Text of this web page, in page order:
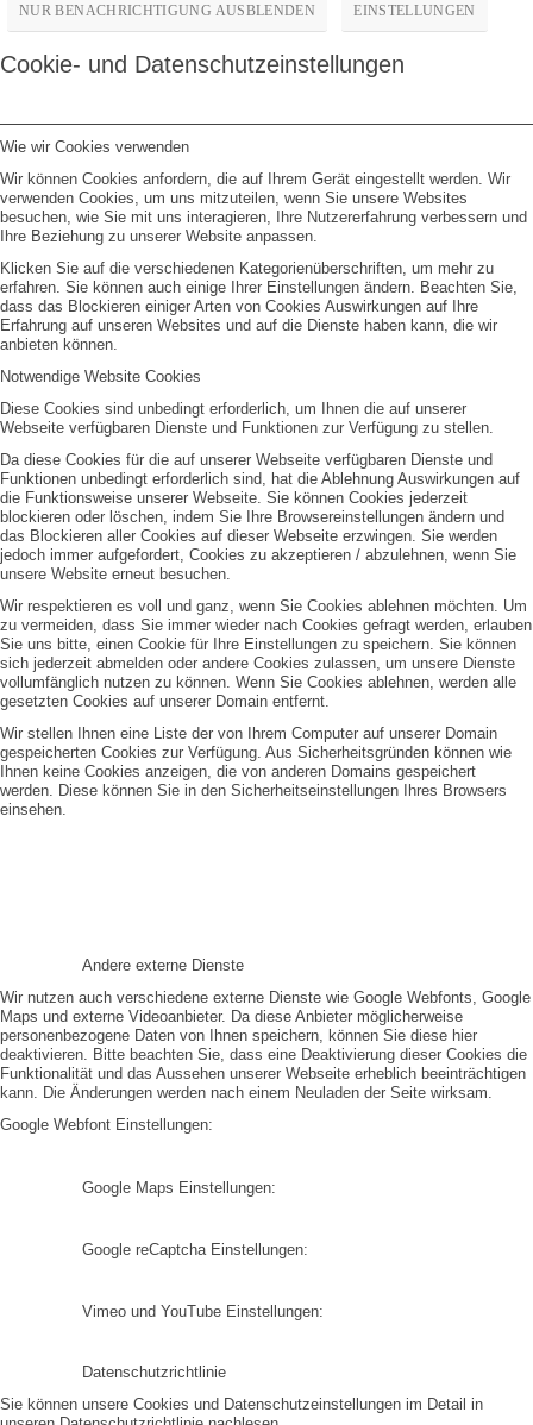
NUR BENACHRICHTIGUNG AUSBLENDEN EINSTELLUNGEN
Cookie- und Datenschutzeinstellungen
Wie wir Cookies verwenden
Wir können Cookies anfordern, die auf Ihrem Gerät eingestellt werden. Wir
verwenden Cookies, um uns mitzuteilen, wenn Sie unsere Websites
besuchen, wie Sie mit uns interagieren, Ihre Nutzererfahrung verbessern und
Ihre Beziehung zu unserer Website anpassen.
Klicken Sie auf die verschiedenen Kategorienüberschriften, um mehr zu
erfahren. Sie können auch einige Ihrer Einstellungen ändern. Beachten Sie,
dass das Blockieren einiger Arten von Cookies Auswirkungen auf Ihre
Erfahrung auf unseren Websites und auf die Dienste haben kann, die wir
anbieten können.
Notwendige Website Cookies
Diese Cookies sind unbedingt erforderlich, um Ihnen die auf unserer
Webseite verfügbaren Dienste und Funktionen zur Verfügung zu stellen.
Da diese Cookies für die auf unserer Webseite verfügbaren Dienste und
Funktionen unbedingt erforderlich sind, hat die Ablehnung Auswirkungen auf
die Funktionsweise unserer Webseite. Sie können Cookies jederzeit
blockieren oder löschen, indem Sie Ihre Browsereinstellungen ändern und
das Blockieren aller Cookies auf dieser Webseite erzwingen. Sie werden
jedoch immer aufgefordert, Cookies zu akzeptieren / abzulehnen, wenn Sie
unsere Website erneut besuchen.
Wir respektieren es voll und ganz, wenn Sie Cookies ablehnen möchten. Um
zu vermeiden, dass Sie immer wieder nach Cookies gefragt werden, erlauben
Sie uns bitte, einen Cookie für Ihre Einstellungen zu speichern. Sie können
sich jederzeit abmelden oder andere Cookies zulassen, um unsere Dienste
vollumfänglich nutzen zu können. Wenn Sie Cookies ablehnen, werden alle
gesetzten Cookies auf unserer Domain entfernt.
Wir stellen Ihnen eine Liste der von Ihrem Computer auf unserer Domain
gespeicherten Cookies zur Verfügung. Aus Sicherheitsgründen können wie
Ihnen keine Cookies anzeigen, die von anderen Domains gespeichert
werden. Diese können Sie in den Sicherheitseinstellungen Ihres Browsers
einsehen.
Andere externe Dienste
Wir nutzen auch verschiedene externe Dienste wie Google Webfonts, Google
Maps und externe Videoanbieter. Da diese Anbieter möglicherweise
personenbezogene Daten von Ihnen speichern, können Sie diese hier
deaktivieren. Bitte beachten Sie, dass eine Deaktivierung dieser Cookies die
Funktionalität und das Aussehen unserer Webseite erheblich beeinträchtigen
kann. Die Änderungen werden nach einem Neuladen der Seite wirksam.
Google Webfont Einstellungen:
Google Maps Einstellungen:
Google reCaptcha Einstellungen:
Vimeo und YouTube Einstellungen:
Datenschutzrichtlinie
Sie können unsere Cookies und Datenschutzeinstellungen im Detail in